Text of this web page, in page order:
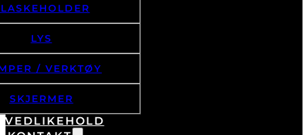
LYS
/ VERKTØY
SKJERMER
VEDLIKEHOLD